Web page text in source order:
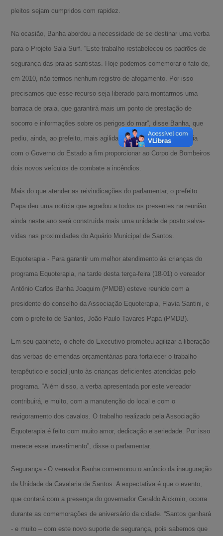
pleitos sejam cumpridos com rapidez.
Na ocasião, Banha abordou a necessidade de se destinar uma verba
para o Projeto Sala Surf. “Este trabalho restabeleceu os padrões de
segurança das praias santistas. Hoje podemos comemorar o fato de,
em 2010, não termos nenhum registro de afogamento. Por isso
precisamos que esse recurso seja liberado para montarmos uma
barraca de praia, que garantirá mais um ponto de prestação de
socorro e informações sobre os perigos do mar”, disse Banha, que
pediu, ainda, ao prefeito, mais agilidade para firmar uma parceria
com o Governo do Estado a fim proporcionar ao Corpo de Bombeiros
dois novos veículos de combate a incêndios.
Mais do que atender as reivindicações do parlamentar, o prefeito
Papa deu uma notícia que agradou a todos os presentes na reunião:
ainda neste ano será construída mais uma unidade de posto salva-
vidas nas proximidades do Aquário Municipal de Santos.
Equoterapia - Para garantir um melhor atendimento às crianças do
programa Equoterapia, na tarde desta terça-feira (18-01) o vereador
Antônio Carlos Banha Joaquim (PMDB) esteve reunido com a
presidente do conselho da Associação Equoterapia, Flavia Santini, e
com o prefeito de Santos, João Paulo Tavares Papa (PMDB).
Em seu gabinete, o chefe do Executivo prometeu agilizar a liberação
das verbas de emendas orçamentárias para fortalecer o trabalho
terapêutico e social junto às crianças deficientes atendidas pelo
programa. “Além disso, a verba apresentada por este vereador
contribuirá, e muito, com a manutenção do local e com o
revigoramento dos cavalos. O trabalho realizado pela Associação
Equoterapia é feito com muito amor, dedicação e seriedade. Por isso
merece esse investimento”, disse o parlamentar.
Segurança - O vereador Banha comemorou o anúncio da inauguração
da Unidade da Cavalaria de Santos. A expectativa é que o evento,
que contará com a presença do governador Geraldo Alckmin, ocorra
durante as comemorações de aniversário da cidade. “Santos ganhará
- e muito – com este novo suporte de segurança, pois sabemos que
A-
A
A+